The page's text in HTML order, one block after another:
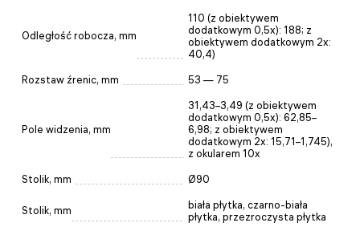
Odległość robocza, mm
110 (z obiektywem
dodatkowym 0,5x): 188; z
obiektywem dodatkowym 2x:
40,4)
Rozstaw źrenic, mm 53 — 75
Pole widzenia, mm
31,43–3,49 (z obiektywem
dodatkowym 0,5x): 62,85–
6,98; z obiektywem
dodatkowym 2x: 15,71–1,745),
z okularem 10x
Stolik, mm Ø90
Stolik, mm
biała płytka, czarno-biała
płytka, przezroczysta płytka